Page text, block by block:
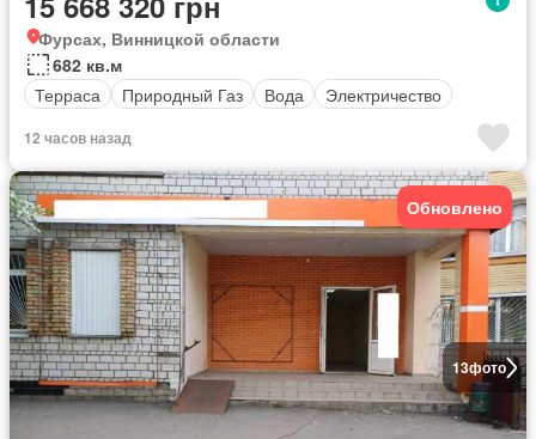
Фурсах, Винницкой области
682 кв.м
Терраса
Природный Газ Вода Электричество
12 часов назад
13фото
Обновлено